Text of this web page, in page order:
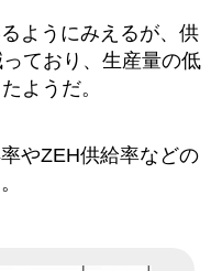
ようにみえるが、供
ており、生産量の低
ようだ。
やZEH供給率などの